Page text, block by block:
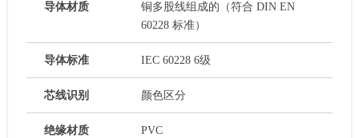
导体材质
铜多股线组成的（符合 DIN EN
60228 标准）
导体标准 IEC 60228 6级
芯线识别 颜色区分
绝缘材质 PVC